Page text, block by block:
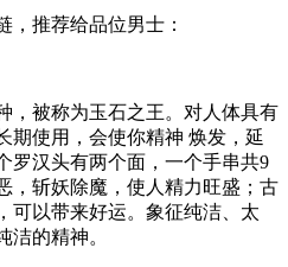
，推荐给品位男士：
，被称为玉石之王。对人体具有
期使用，会使你精神 焕发，延
罗汉头有两个面，一个手串共9
，斩妖除魔，使人精力旺盛；古
可以带来好运。象征纯洁、太
洁的精神。